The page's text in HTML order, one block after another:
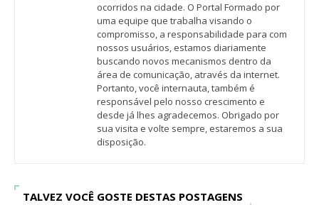
ocorridos na cidade. O Portal Formado por
uma equipe que trabalha visando o
compromisso, a responsabilidade para com
nossos usuários, estamos diariamente
buscando novos mecanismos dentro da
área de comunicação, através da internet.
Portanto, você internauta, também é
responsável pelo nosso crescimento e
desde já lhes agradecemos. Obrigado por
sua visita e volte sempre, estaremos a sua
disposição.
TALVEZ VOCÊ GOSTE DESTAS POSTAGENS